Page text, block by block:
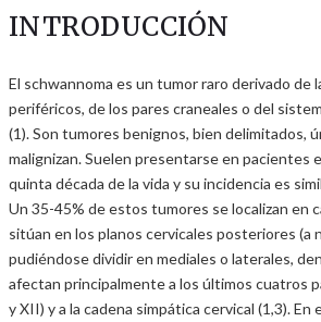
INTRODUCCIÓN
El schwannoma es un tumor raro derivado de
periféricos, de los pares craneales o del
(1). Son tumores benignos, bien delimitados,
malignizan. Suelen presentarse en pacientes
quinta década de la vida y su incidencia es
Un 35-45% de estos tumores se localizan en
sitúan en los planos cervicales posteriores (a
pudiéndose dividir en mediales o laterales,
afectan principalmente a los últimos cuatros
y XII) y a la cadena simpática cervical (1,3). En